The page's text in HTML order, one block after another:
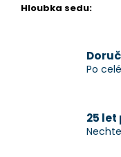
Hloubka sedu:
Po
25 let